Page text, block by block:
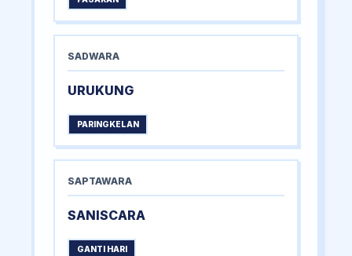
SADWARA
URUKUNG
PARINGKELAN
SAPTAWARA
SANISCARA
GANTI HARI